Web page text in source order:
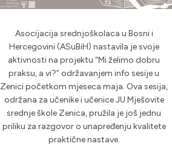
Asocijacija srednjoškolaca u Bosni i
Hercegovini (ASuBiH) nastavila je svoje
aktivnosti na projektu “Mi želimo dobru
praksu, a vi?” održavanjem info sesije u
Zenici početkom mjeseca maja. Ova sesija,
održana za učenike i učenice JU Mješovite
srednje škole Zenica, pružila je još jednu
priliku za razgovor o unapređenju kvalitete
praktične nastave.